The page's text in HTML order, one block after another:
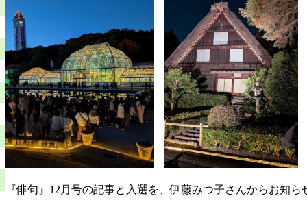
『俳句』12月号の記事と入選を、伊藤みつ子さんからお知